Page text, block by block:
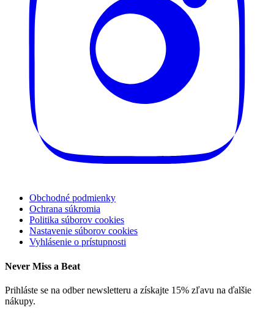
Obchodné podmienky
Ochrana súkromia
Politika súborov cookies
Nastavenie súborov cookies
Vyhlásenie o prístupnosti
Never Miss a Beat
Prihláste se na odber newsletteru a získajte 15% zľavu na ďalšie
nákupy.